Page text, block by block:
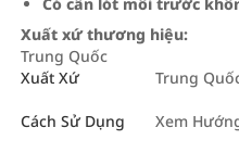
Xuất xứ thương hiệu:
Trung Quốc
Xuất Xứ
Trung
Cách Sử Dụng Xem